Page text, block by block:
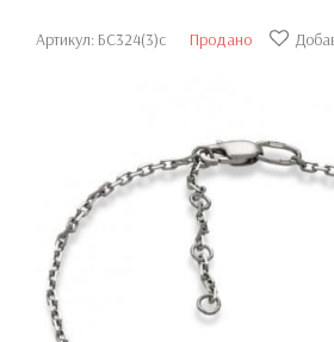
Артикул: БС324(3)с Продано